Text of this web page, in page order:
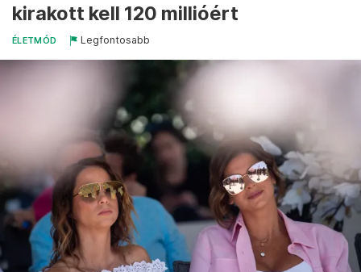
kirakott kell 120 millióért
ÉLETMÓD Legfontosabb